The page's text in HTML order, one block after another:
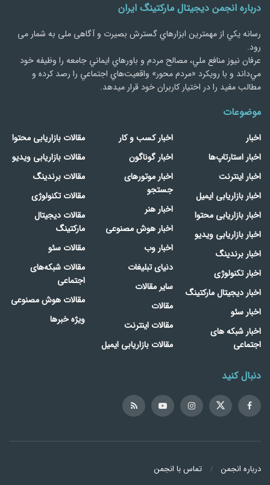
درباره انجمن دیجیتال مارکتینگ ایران
رسانه يكي از مهمترین ابزارهاي گسترش بصیرت و آگاهی ملی به شمار می
رود.
عرفان نیوز منافع ملي، مصالح مردم و باورهاي ايماني جامعه را وظيفه خود
مي‌داند و با رويكرد «مردم‌ محور» واقعيت‌هاي اجتماعي را رصد کرده و
مطالب مفید را در اختیار کاربران خود قرار میدهد.
موضوعات
اخبار
اخبار استارتاپ‌ها
اخبار اینترنت
اخبار بازاریابی ایمیل
اخبار بازاریابی محتوا
اخبار بازاریابی ویدیو
اخبار برندینگ
اخبار تکنولوژی
اخبار دیجیتال مارکتینگ
اخبار سئو
اخبار شبکه های
اجتماعی
اخبار کسب و کار
اخبار گوناگون
اخبار موتورهای
جستجو
اخبار هنر
اخبار هوش مصنوعی
اخبار وب
دنیای تبلیغات
سایر مقالات
مقالات
مقالات اینترنت
مقالات بازاریابی ایمیل
مقالات بازاریابی محتوا
مقالات بازاریابی ویدیو
مقالات برندینگ
مقالات تکنولوژی
مقالات دیجیتال
مارکتینگ
مقالات سئو
مقالات شبکه‌های
اجتماعی
مقالات هوش مصنوعی
ویژه خبرها
دنبال کنید
درباره انجمن تماس با انجمن